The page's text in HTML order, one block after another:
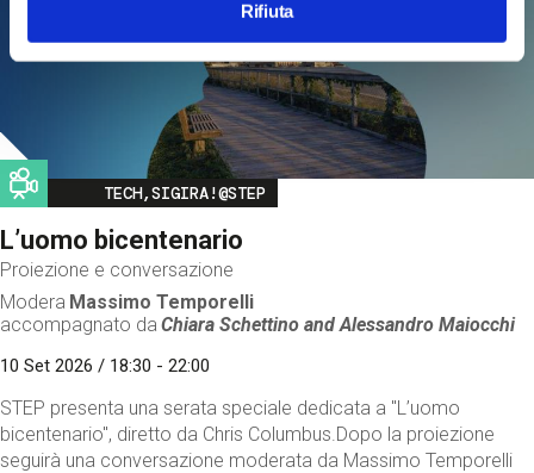
Rifiuta
Image
TECH,SIGIRA!@STEP
L’uomo bicentenario
Proiezione e conversazione
Modera Massimo Temporelli
accompagnato da Chiara Schettino andAlessandro Maiocchi
10 Set 2026 / 18:30 - 22:00
STEP presenta una serata speciale dedicata a "L’uomo
bicentenario", diretto da Chris Columbus.Dopo la proiezione
seguirà una conversazione moderata da Massimo Temporelli